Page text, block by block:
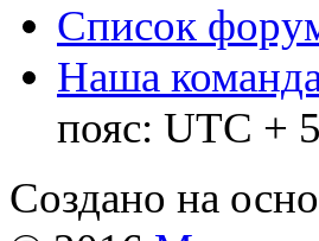
Список
Наша
пояс: UTC +
Создано на